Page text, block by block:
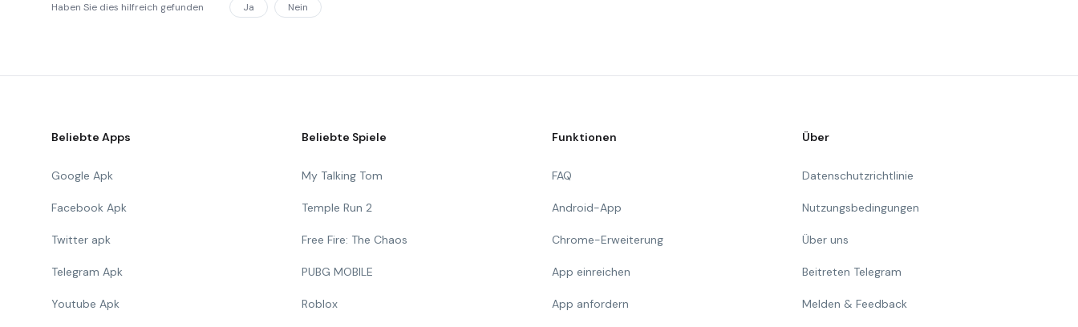
Haben Sie dies hilfreich gefunden Ja Nein
Beliebte Apps
Google Apk
Facebook Apk
Twitter apk
Telegram Apk
Youtube Apk
Beliebte Spiele
My Talking Tom
Temple Run 2
Free Fire: The Chaos
PUBG MOBILE
Roblox
Funktionen
FAQ
Android-App
Chrome-Erweiterung
App einreichen
App anfordern
Über
Datenschutzrichtlinie
Nutzungsbedingungen
Über uns
Beitreten Telegram
Melden & Feedback